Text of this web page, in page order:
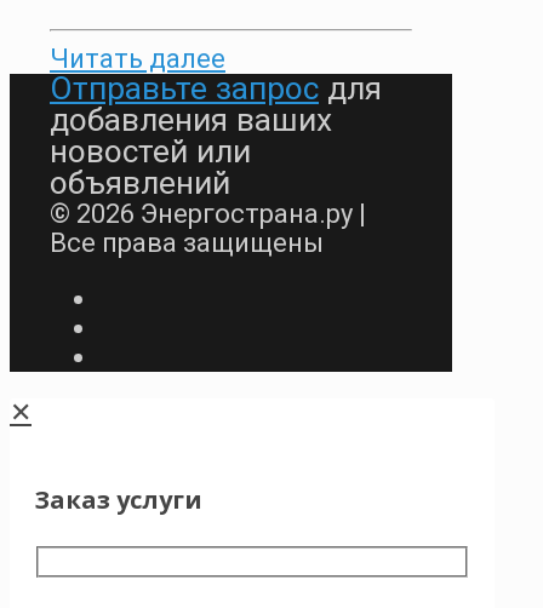
Читать далее
Отправьте запрос для
добавления ваших
новостей или
объявлений
© 2026 Энергострана.ру |
Все права защищены
✕
Заказ услуги